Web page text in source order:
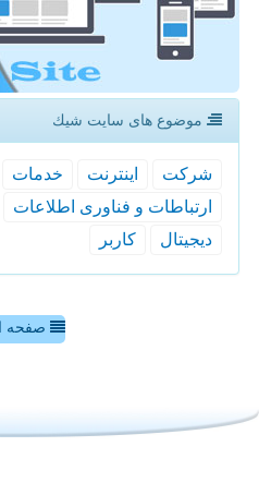
موضوع های سایت شیك
شركت اینترنت
خدمات
ارتباطات و فناوری اطلاعات
دیجیتال
كاربر
صفحه